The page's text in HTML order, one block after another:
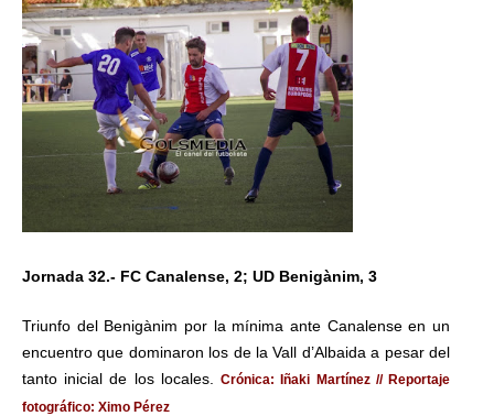
Jornada 32.- FC Canalense, 2; UD Benigànim, 3
Triunfo del Benigànim por la mínima ante Canalense en un
encuentro que dominaron los de la Vall d’Albaida a pesar del
tanto inicial de los locales.Crónica: Iñaki Martínez// Reportaje
fotográfico: Ximo Pérez